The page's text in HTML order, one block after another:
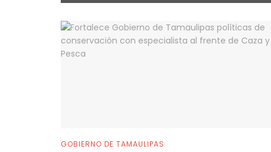
GOBIERNO DE TAMAULIPAS